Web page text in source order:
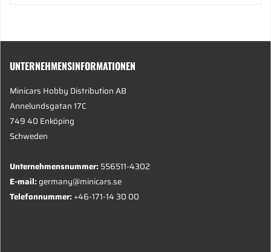
UNTERNEHMENSINFORMATIONEN
Minicars Hobby Distribution AB
Annelundsgatan 17C
749 40 Enköping
Schweden
Unternehmensnummer:556511-4302
E-mail:germany@minicars.se
Telefonnummer:+46-171-14 30 00